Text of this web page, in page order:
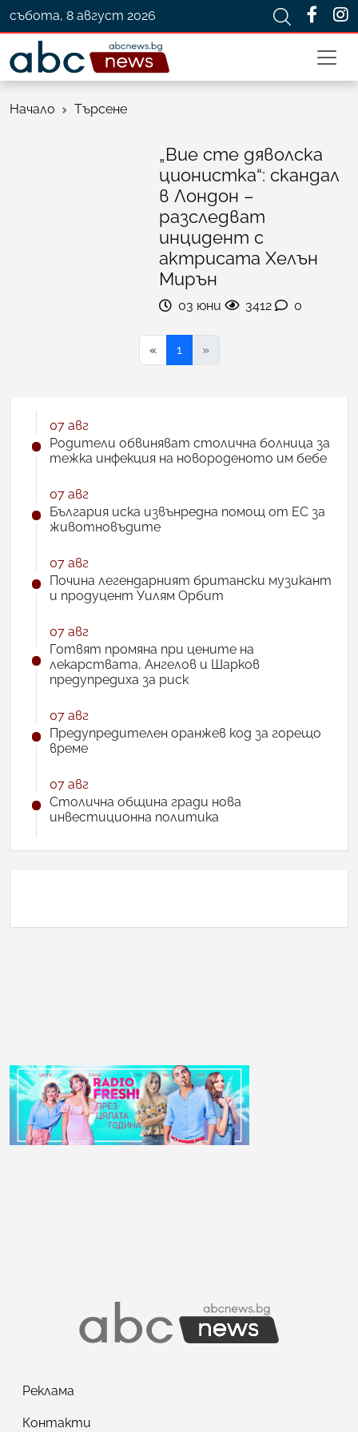
събота, 8 август 2026
Начало Търсене
„Вие сте дяволска
ционистка“: скандал
в Лондон –
разследват
инцидент с
актрисата Хелън
Мирън
03 юни 3412 0
« 1 »
07 авг
Родители обвиняват столична болница за
тежка инфекция на новороденото им бебе
07 авг
България иска извънредна помощ от ЕС за
животновъдите
07 авг
Почина легендарният британски музикант
и продуцент Уилям Орбит
07 авг
Готвят промяна при цените на
лекарствата, Ангелов и Шарков
предупредиха за риск
07 авг
Предупредителен оранжев код за горещо
време
07 авг
Столична община гради нова
инвестиционна политика
Реклама
Контакти